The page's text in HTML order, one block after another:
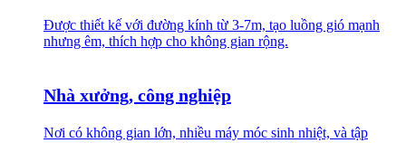
Được thiết kế với đường kính từ 3-7m, tạo luồng gió mạnh
nhưng êm, thích hợp cho không gian rộng.
Nhà xưởng, công nghiệp
Nơi có không gian lớn, nhiều máy móc sinh nhiệt, và tập